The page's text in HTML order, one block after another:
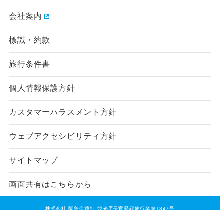
会社案内
標識・約款
旅行条件書
個人情報保護方針
カスタマーハラスメント方針
ウェブアクセシビリティ方針
サイトマップ
画面共有はこちらから
株式会社 阪急交通社 観光庁長官登録旅行業第1847号